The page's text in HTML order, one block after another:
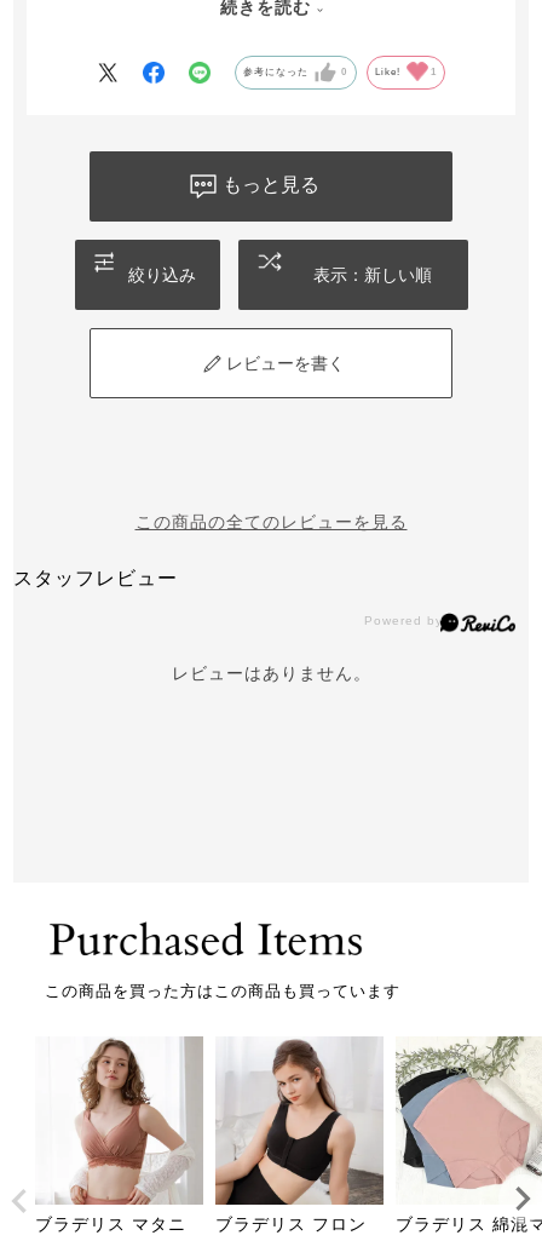
24時間着けていますが不快感もないです。
続きを読む
参考になった 0 Like! 1
もっと見る
絞り込み 表示：新しい順
レビューを書く
この商品の全てのレビューを見る
スタッフレビュー
レビューはありません。
この商品を買った方はこの商品も買っています
ブラデリス マタニ
ブラデリス フロン
ブラデリス 綿混